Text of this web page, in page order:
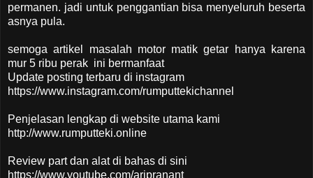
permanen. jadi untuk penggantian bisa menyeluruh beserta
asnya pula.
semoga artikel masalah motor matik getar hanya karena
mur 5 ribu perak ini bermanfaat
Update posting terbaru di instagram
https://www.instagram.com/rumputtekichannel
Penjelasan lengkap di website utama kami
http://www.rumputteki.online
Review part dan alat di bahas di sini
https://www.youtube.com/aripranant